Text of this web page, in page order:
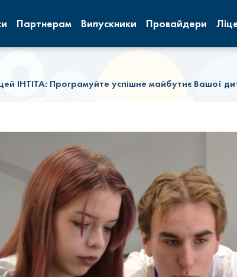
Партнерам Випускники Провайдери
ІНТІТА: Програмуйте успішне майбутнє Вашої